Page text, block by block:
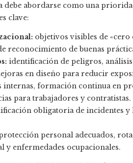
abordarse como una
clave:
objetivos visibles de «cero
reconocimiento de buenas
identificación de peligros,
en diseño para reducir
internas, formación continua en
para trabajadores y contratistas.
obligatoria de incidentes y
personal adecuados,
y enfermedades ocupacionales.